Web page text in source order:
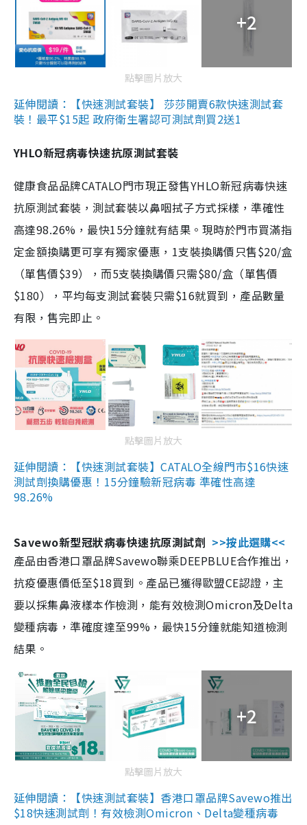
+2
點擊圖片放大
延伸閱讀：【快速測試套裝】 莎莎開賣6款快速測試套
裝！最平$15起 政府衛生署認可測試劑買2送1
YHLO新冠病毒快速抗原測試套裝
健康食品品牌CATALO門市現正發售YHLO新冠病毒快速
抗原測試套裝，測試套裝以鼻咽拭子方式採樣，準確性
高達98.26%，最快15分鐘就有結果。現時於門市買滿指
定金額換購更可享有獨家優惠，1支裝換購價只售$20/盒
（單售價$39），而5支裝換購價只需$80/盒（單售價
$180），平均每支測試套裝只需$16就買到，產品數量
有限，售完即止。
點擊圖片放大
延伸閱讀：【快速測試套裝】CATALO全線門市$16快速
測試劑換購優惠！15分鐘驗新冠病毒 準確性高達
98.26%
Savewo新型冠狀病毒快速抗原測試劑 >>按此選購<<
產品由香港口罩品牌Savewo聯乘DEEPBLUE合作推出，
抗疫優惠價低至$18買到。產品已獲得歐盟CE認證，主
要以採集鼻液樣本作檢測，能有效檢測Omicron及Delta
變種病毒，準確度達至99%，最快15分鐘就能知道檢測
結果。
+2
點擊圖片放大
延伸閱讀：【快速測試套裝】香港口罩品牌Savewo推出
$18快速測試劑！有效檢測Omicron、Delta變種病毒